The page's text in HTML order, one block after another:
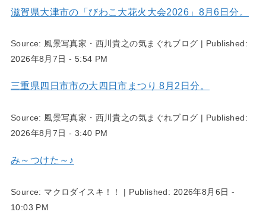
滋賀県大津市の「びわこ大花火大会2026」8月6日分。
Source: 風景写真家・西川貴之の気まぐれブログ | Published:
2026年8月7日 - 5:54 PM
三重県四日市市の大四日市まつり 8月2日分。
Source: 風景写真家・西川貴之の気まぐれブログ | Published:
2026年8月7日 - 3:40 PM
み～つけた～♪
Source: マクロダイスキ！！ | Published: 2026年8月6日 -
10:03 PM